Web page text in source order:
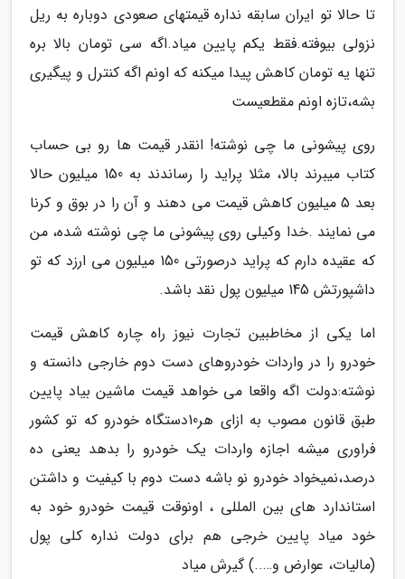
تا حالا تو ایران سابقه نداره قیمتهای صعودی دوباره به ریل
نزولی بیوفته.فقط یکم پایین میاد.اگه سی تومان بالا بره
تنها یه تومان کاهش پیدا میکنه که اونم اگه کنترل و پیگیری
بشه،تازه اونم مقطعیست
روی پیشونی ما چی نوشته! انقدر قیمت ها رو بی حساب
کتاب میبرند بالا، مثلا پراید را رساندند به 150 میلیون حالا
بعد 5 میلیون کاهش قیمت می دهند و آن را در بوق و کرنا
می نمایند .خدا وکیلی روی پیشونی ما چی نوشته شده، من
که عقیده دارم که پراید درصورتی 150 میلیون می ارزد که تو
داشپورتش 145 میلیون پول نقد باشد.
اما یکی از مخاطبین تجارت نیوز راه چاره کاهش قیمت
خودرو را در واردات خودروهای دست دوم خارجی دانسته و
نوشته:دولت اگه واقعا می خواهد قیمت ماشین بیاد پایین
طبق قانون مصوب به ازای هر10دستگاه خودرو که تو کشور
فراوری میشه اجازه واردات یک خودرو را بدهد یعنی ده
درصد،نمیخواد خودرو نو باشه دست دوم با کیفیت و داشتن
استاندارد های بین المللی ، اونوقت قیمت خودرو خود به
خود میاد پایین خرجی هم برای دولت نداره کلی پول
(مالیات، عوارض و…..) گیرش میاد